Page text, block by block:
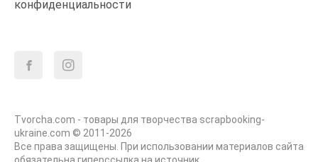
конфиденциальности
Tvorcha.com - товары для творчества scrapbooking-
ukraine.com © 2011-2026
Все права защищены. При использовании материалов сайта